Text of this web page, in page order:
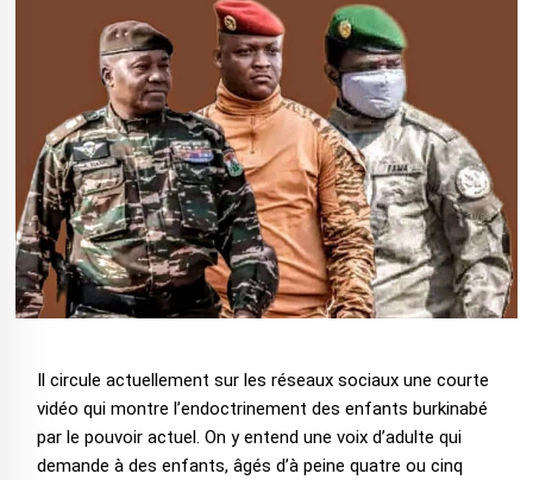
Il circule actuellement sur les réseaux sociaux une courte
vidéo qui montre l’endoctrinement des enfants burkinabé
par le pouvoir actuel. On y entend une voix d’adulte qui
demande à des enfants, âgés d’à peine quatre ou cinq